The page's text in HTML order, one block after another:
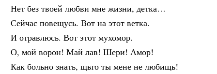
Нет без твоей любви мне жизни, детка…
Сейчас повещусь. Вот на этот ветка.
И отравлюсь. Вот этот мухомор.
О, мой ворон! Май лав! Шери! Амор!
Как больно знать, щьто ты мене не любищь!